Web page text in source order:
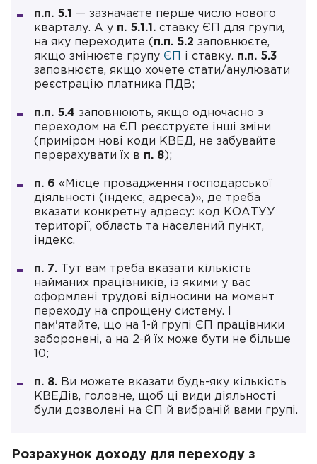
п.п. 5.1
— зазначаєте перше число нового
кварталу. А у п. 5.1.1. ставку ЄП для групи,
на яку переходите ( п.п. 5.2 заповнюєте,
якщо змінюєте групу ЄП і ставку. п.п. 5.3
заповнюєте, якщо хочете стати/анулювати
реєстрацію платника ПДВ;
п.п. 5.4 заповнюють, якщо одночасно з
переходом на ЄП реєструєте інші зміни
(приміром нові коди КВЕД, не забувайте
перерахувати їх в п. 8 );
п. 6 «Місце провадження господарської
діяльності (індекс, адреса)», де треба
вказати конкретну адресу: код КОАТУУ
території, область та населений пункт,
індекс.
п. 7. Тут вам треба вказати кількість
найманих працівників, із якими у вас
оформлені трудові відносини на момент
переходу на спрощену систему. І
пам'ятайте, що на 1-й групі ЄП працівники
заборонені, а на 2-й їх може бути не більше
10;
п. 8. Ви можете вказати будь-яку кількість
КВЕДів, головне, щоб ці види діяльності
були дозволені на ЄП й вибраній вами групі.
Розрахунок доходу для переходу з